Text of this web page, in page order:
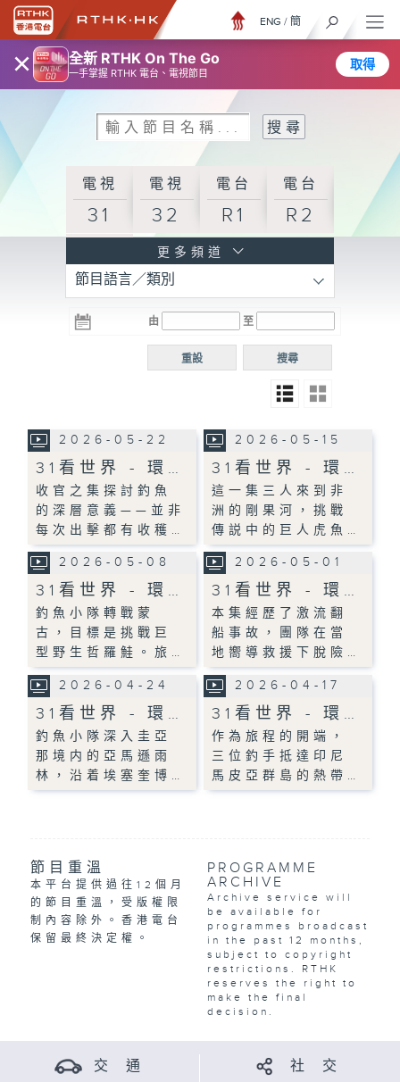
× 全新 RTHK On The Go
一手掌握 RTHK 電台、電視節目
取得
ENG / 簡
電視
31
電視
32
電台
R1
電台
R2
R3
電台 電台
R5
電台
普通
更多頻道
節目語言／類別
由 至
搜尋
重設
2026-05-22
31看世界 - 環…
收官之集探討釣魚
的深層意義——並非
每次出擊都有收穫…
2026-05-15
31看世界 - 環…
這一集三人來到非
洲的剛果河，挑戰
傳説中的巨人虎魚…
2026-05-08
31看世界 - 環…
釣魚小隊轉戰蒙
古，目標是挑戰巨
型野生哲羅鮭。旅…
2026-05-01
31看世界 - 環…
本集經歷了激流翻
船事故，團隊在當
地嚮導救援下脫險…
2026-04-24
31看世界 - 環…
釣魚小隊深入圭亞
那境内的亞馬遜雨
林，沿着埃塞奎博…
2026-04-17
31看世界 - 環…
作為旅程的開端，
三位釣手抵達印尼
馬皮亞群島的熱帶…
節目重溫
本平台提供過往12個月
的節目重溫，受版權限
制內容除外。香港電台
保留最終決定權。
PROGRAMME
ARCHIVE
Archive service will
be available for
programmes broadcast
in the past 12 months,
subject to copyright
restrictions. RTHK
reserves the right to
make the final
decision.
交 通 社 交